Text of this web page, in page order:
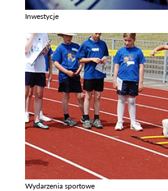
Inwestycje
Wydarzenia sportowe